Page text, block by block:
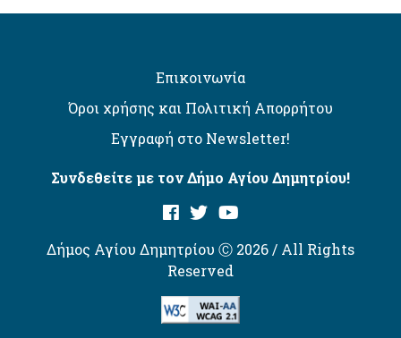
Επικοινωνία
Όροι χρήσης και Πολιτική Απορρήτου
Εγγραφή στο Newsletter!
Συνδεθείτε με τον Δήμο Αγίου Δημητρίου!
Δήμος Αγίου Δημητρίου Ⓒ 2026 / All Rights
Reserved